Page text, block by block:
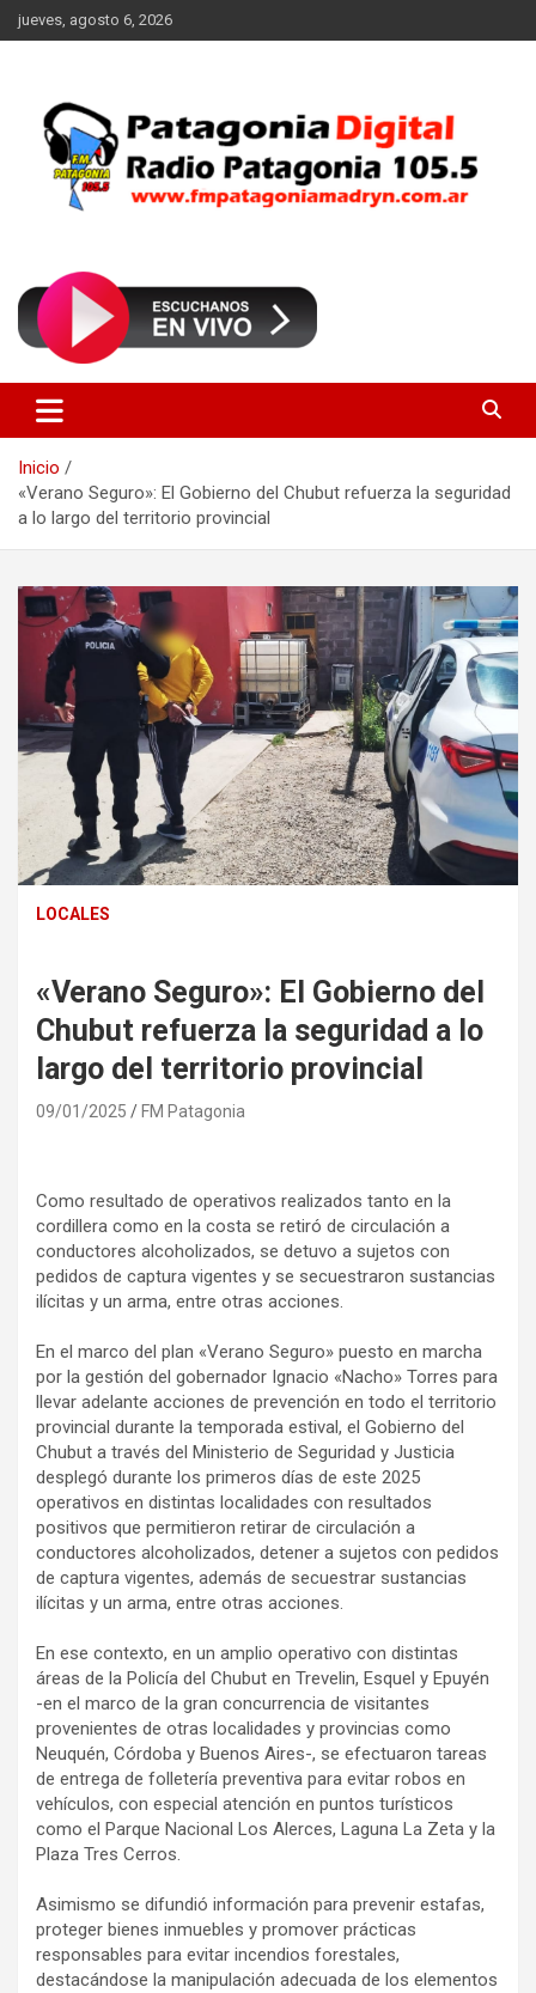
Saltar
al
jueves, agosto 6, 2026
FM Patagonia Madryn
Inicio
«Verano Seguro»: El Gobierno del Chubut refuerza la seguridad
a lo largo del territorio provincial
LOCALES
«Verano Seguro»: El Gobierno del
Chubut refuerza la seguridad a lo
largo del territorio provincial
09/01/2025 FM Patagonia
Como resultado de operativos realizados tanto en la
cordillera como en la costa se retiró de circulación a
conductores alcoholizados, se detuvo a sujetos con
pedidos de captura vigentes y se secuestraron sustancias
ilícitas y un arma, entre otras acciones.
En el marco del plan «Verano Seguro» puesto en marcha
por la gestión del gobernador Ignacio «Nacho» Torres para
llevar adelante acciones de prevención en todo el territorio
provincial durante la temporada estival, el Gobierno del
Chubut a través del Ministerio de Seguridad y Justicia
desplegó durante los primeros días de este 2025
operativos en distintas localidades con resultados
positivos que permitieron retirar de circulación a
conductores alcoholizados, detener a sujetos con pedidos
de captura vigentes, además de secuestrar sustancias
ilícitas y un arma, entre otras acciones.
En ese contexto, en un amplio operativo con distintas
áreas de la Policía del Chubut en Trevelin, Esquel y Epuyén
-en el marco de la gran concurrencia de visitantes
provenientes de otras localidades y provincias como
Neuquén, Córdoba y Buenos Aires-, se efectuaron tareas
de entrega de folletería preventiva para evitar robos en
vehículos, con especial atención en puntos turísticos
como el Parque Nacional Los Alerces, Laguna La Zeta y la
Plaza Tres Cerros.
Asimismo se difundió información para prevenir estafas,
proteger bienes inmuebles y promover prácticas
responsables para evitar incendios forestales,
destacándose la manipulación adecuada de los elementos